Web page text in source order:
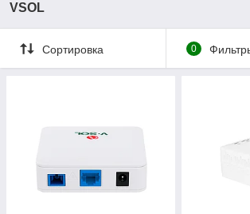
VSOL
Сортировка 0